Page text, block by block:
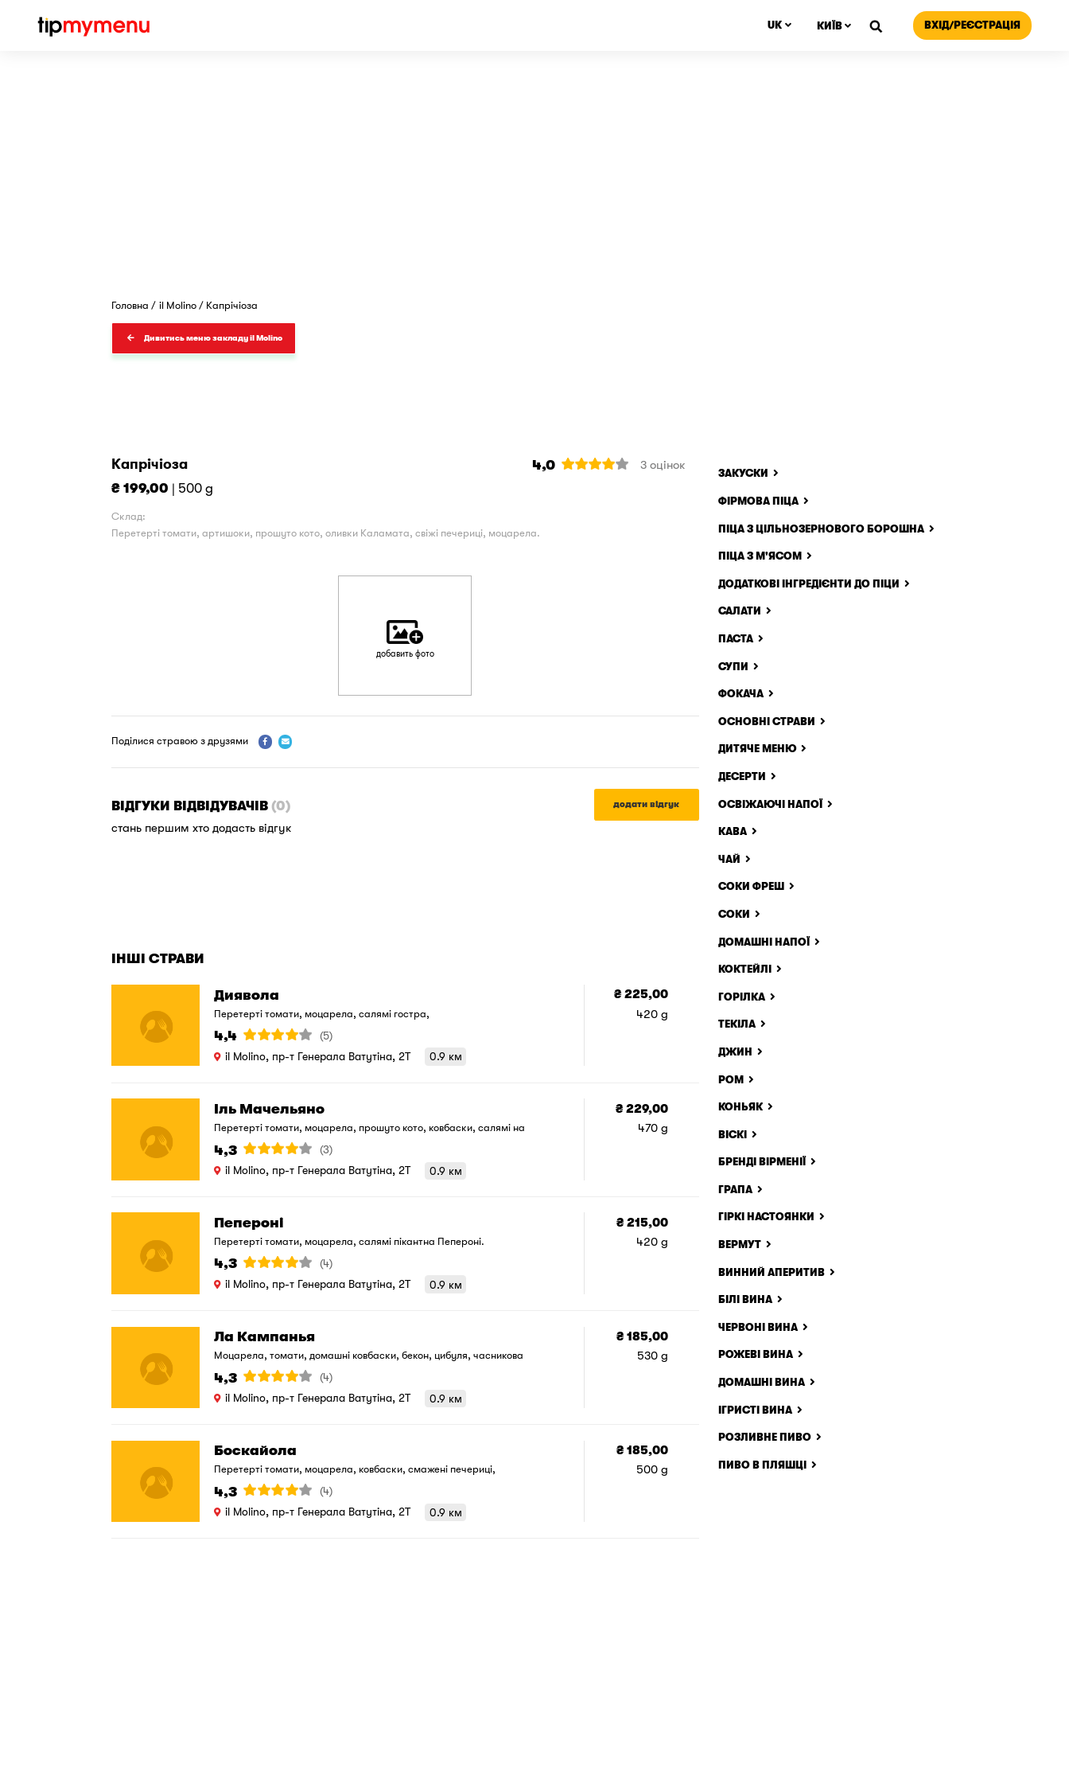
ВХІД/РЕЄСТРАЦІЯ
КИЇВ
UK
Головна il Molino Капрічіоза
Дивитись меню закладу il Molino
Капрічіоза
₴ 199,00 | 500 g
4,0 3 оцінок
Склад:
Перетерті томати, артишоки, прошуто кото, оливки Каламата, свіжі печериці, моцарела.
добавить фото
Поділися стравою з друзями  
ВІДГУКИ ВІДВІДУВАЧІВ (0)
стань першим хто додасть відгук
додати відгук
ІНШІ СТРАВИ
Диявола
Перетерті томати, моцарела, салямі гостра,
4,4
(5)
il Molino, пр-т Генерала Ватутіна, 2T
0.9 км
₴ 225,00
420 g
Іль Мачельяно
Перетерті томати, моцарела, прошуто кото, ковбаски, салямі на
Ваш вибір - гостра або ні.
4,3
(3)
il Molino, пр-т Генерала Ватутіна, 2T
0.9 км
₴ 229,00
470 g
Пепероні
Перетерті томати, моцарела, салямі пікантна Пепероні.
4,3
(4)
il Molino, пр-т Генерала Ватутіна, 2T
0.9 км
₴ 215,00
420 g
Ла Кампанья
Моцарела, томати, домашні ковбаски, бекон, цибуля, часникова
4,3
(4)
il Molino, пр-т Генерала Ватутіна, 2T
0.9 км
₴ 185,00
530 g
Боскайола
Перетерті томати, моцарела, ковбаски, смажені печериці,
пармезан.
4,3
(4)
il Molino, пр-т Генерала Ватутіна, 2T
0.9 км
₴ 185,00
500 g
ЗАКУСКИ
ФІРМОВА ПІЦА
ПІЦА З ЦІЛЬНОЗЕРНОВОГО БОРОШНА
ПІЦА З М'ЯСОМ
ДОДАТКОВІ ІНГРЕДІЄНТИ ДО ПІЦИ
САЛАТИ
ПАСТА
СУПИ
ФОКАЧА
ОСНОВНІ СТРАВИ
ДИТЯЧЕ МЕНЮ
ДЕСЕРТИ
ОСВІЖАЮЧІ НАПОЇ
КАВА
ЧАЙ
СОКИ ФРЕШ
СОКИ
ДОМАШНІ НАПОЇ
КОКТЕЙЛІ
ГОРІЛКА
ТЕКІЛА
ДЖИН
РОМ
КОНЬЯК
ВІСКІ
БРЕНДІ ВІРМЕНІЇ
ГРАПА
ГІРКІ НАСТОЯНКИ
ВЕРМУТ
ВИННИЙ АПЕРИТИВ
БІЛІ ВИНА
ЧЕРВОНІ ВИНА
РОЖЕВІ ВИНА
ДОМАШНІ ВИНА
ІГРИСТІ ВИНА
РОЗЛИВНЕ ПИВО
ПИВО В ПЛЯШЦІ
додати ще одне
видалити